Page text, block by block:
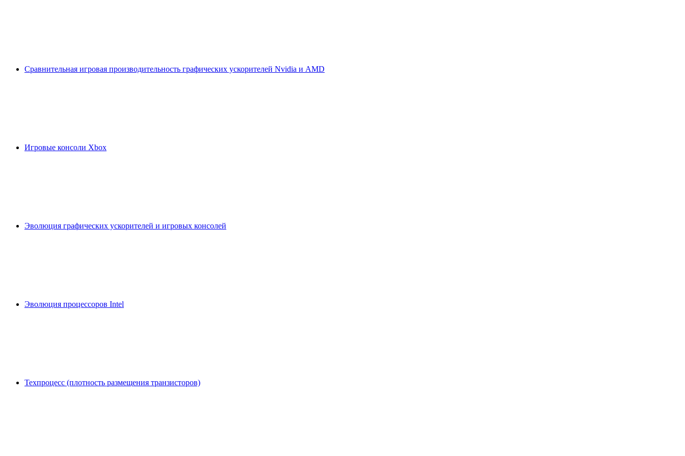
Сравнительная игровая производительность графических ускорителей Nvidia и AMD
Игровые консоли Xbox
Эволюция графических ускорителей и игровых консолей
Эволюция процессоров Intel
Техпроцесс (плотность размещения транзисторов)